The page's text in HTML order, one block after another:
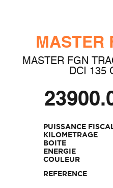
MASTER
MASTER FGN
DCI 135
PUISSANCE
KILOMETRAGE
BOITE
ENERGIE
COULEUR
REFERENCE